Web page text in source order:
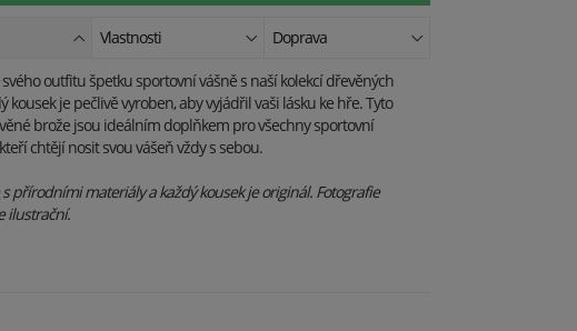
Vlastnosti Doprava
outfitu špetku sportovní vášně s naší kolekcí dřevěných
kousek je pečlivě vyroben, aby vyjádřil vaši lásku ke hře. Tyto
brože jsou ideálním doplňkem pro všechny sportovní
chtějí nosit svou vášeň vždy s sebou.
přírodními materiály a každý kousek je originál. Fotografie
ilustrační.